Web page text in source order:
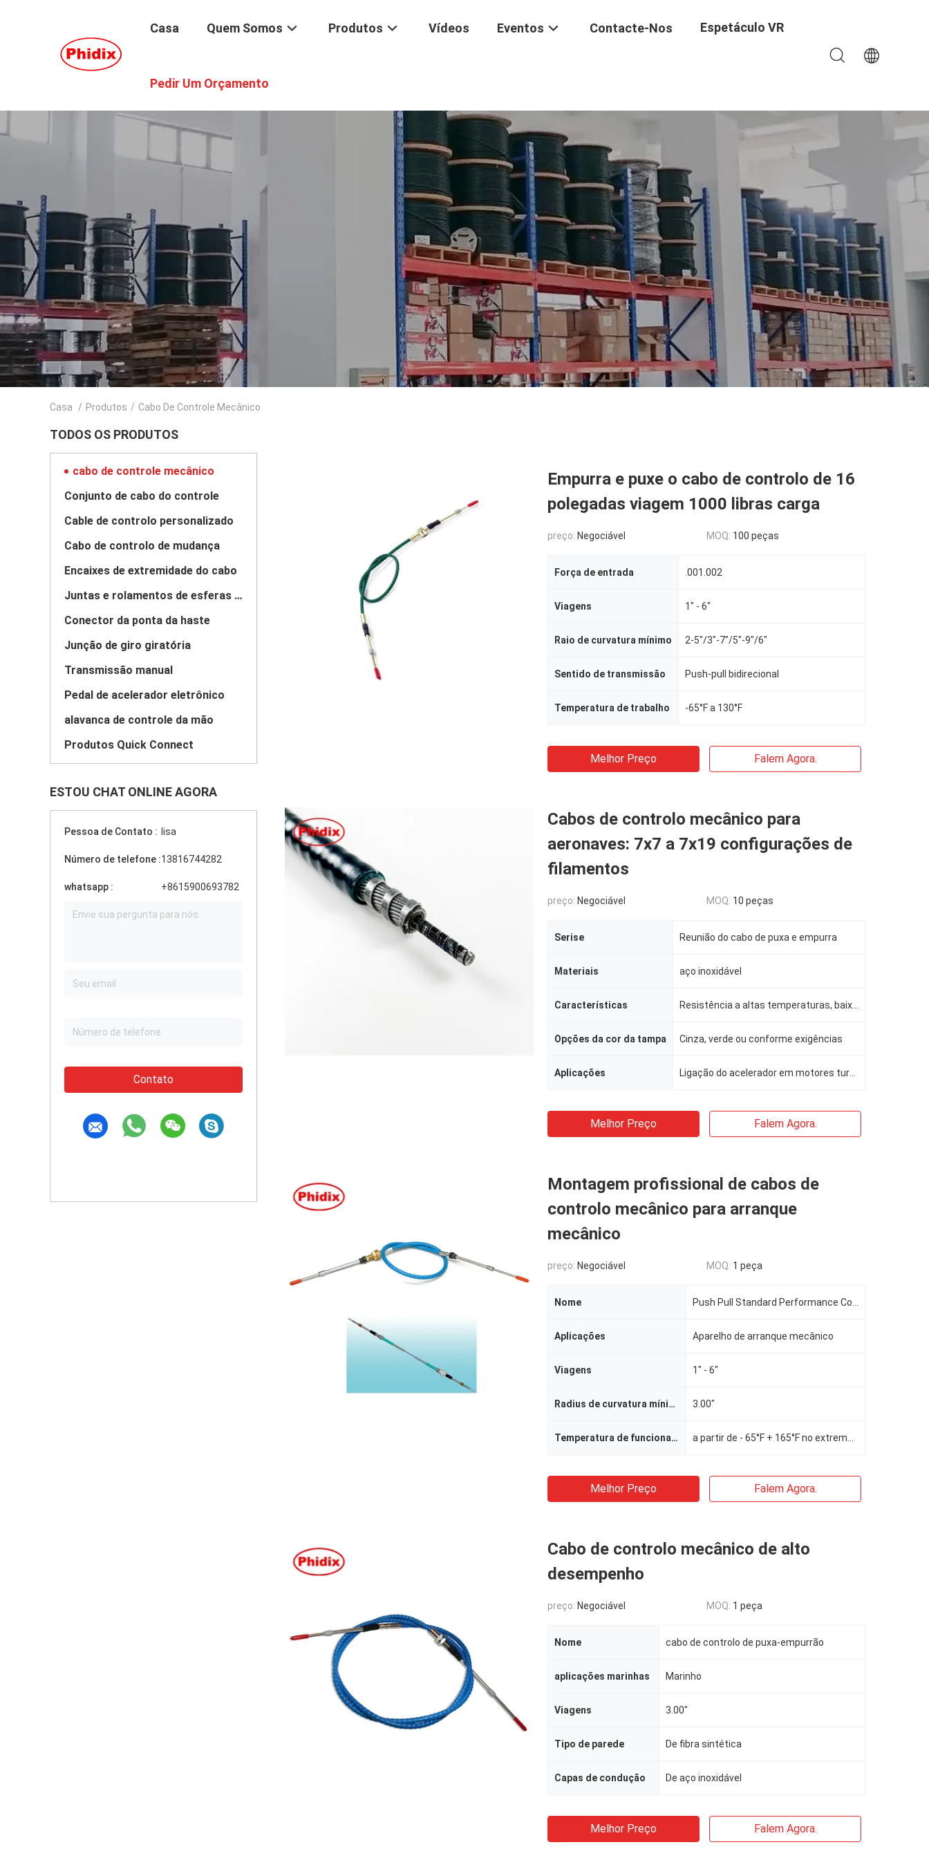
Casa Quem Somos Produtos Vídeos Eventos Contacte-Nos Espetáculo VR
Pedir Um Orçamento
Casa / Produtos / Cabo De Controle Mecânico
TODOS OS PRODUTOS
cabo de controle mecânico
Conjunto de cabo do controle
Cable de controlo personalizado
Cabo de controlo de mudança
Encaixes de extremidade do cabo
Juntas e rolamentos de esferas de aço inoxidável
Conector da ponta da haste
Junção de giro giratória
Transmissão manual
Pedal de acelerador eletrônico
alavanca de controle da mão
Produtos Quick Connect
ESTOU CHAT ONLINE AGORA
Pessoa de Contato : lisa
Número de telefone :13816744282
whatsapp : +8615900693782
Contato
Empurra e puxe o cabo de controlo de 16
polegadas viagem 1000 libras carga
preço: Negociável MOQ: 100 peças
Força de entrada .001.002
Viagens 1" - 6"
Raio de curvatura mínimo 2-5"/3"-7"/5"-9"/6"
Sentido de transmissão Push-pull bidirecional
Temperatura de trabalho -65°F a 130°F
Melhor Preço Falem Agora.
Cabos de controlo mecânico para
aeronaves: 7x7 a 7x19 configurações de
filamentos
preço: Negociável MOQ: 10 peças
Serise Reunião do cabo de puxa e empurra
Materiais aço inoxidável
Características
Opções da cor da tampa Cinza, verde ou conforme exigências
Aplicações
Melhor Preço Falem Agora.
Montagem profissional de cabos de
controlo mecânico para arranque
mecânico
preço: Negociável MOQ: 1 peça
Nome
Aplicações Aparelho de arranque mecânico
Viagens 1" - 6"
Radius de curvatura mínimo 3.00"
Temperatura de funcionamento
Melhor Preço Falem Agora.
Cabo de controlo mecânico de alto
desempenho
preço: Negociável MOQ: 1 peça
Nome cabo de controlo de puxa-empurrão
aplicações marinhas Marinho
Viagens 3.00"
Tipo de parede De fibra sintética
Capas de condução De aço inoxidável
Melhor Preço Falem Agora.